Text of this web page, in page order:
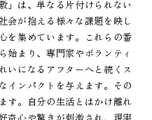
」は、単なる片付けられない
会が抱える様々な課題を映し
を集めています。これらの番
始まり、専門家やボランティ
いになるアフターへと続くス
インパクトを与えます。その
す。自分の生活とはかけ離れ